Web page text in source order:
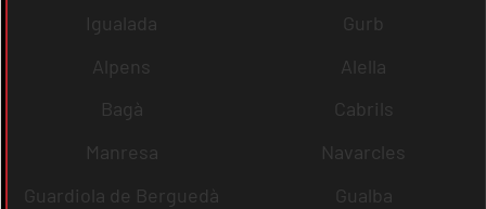
Igualada
Gurb
Alpens
Alella
Bagà
Cabrils
Manresa
Navarcles
Guardiola de Berguedà
Gualba